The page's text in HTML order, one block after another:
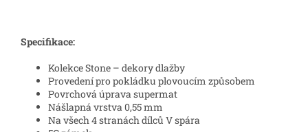
Specifikace:
Kolekce Stone – dekory dlažby
Provedení pro pokládku plovoucím způsobem
Povrchová úprava supermat
Nášlapná vrstva 0,55 mm
Na všech 4 stranách dílců V spára